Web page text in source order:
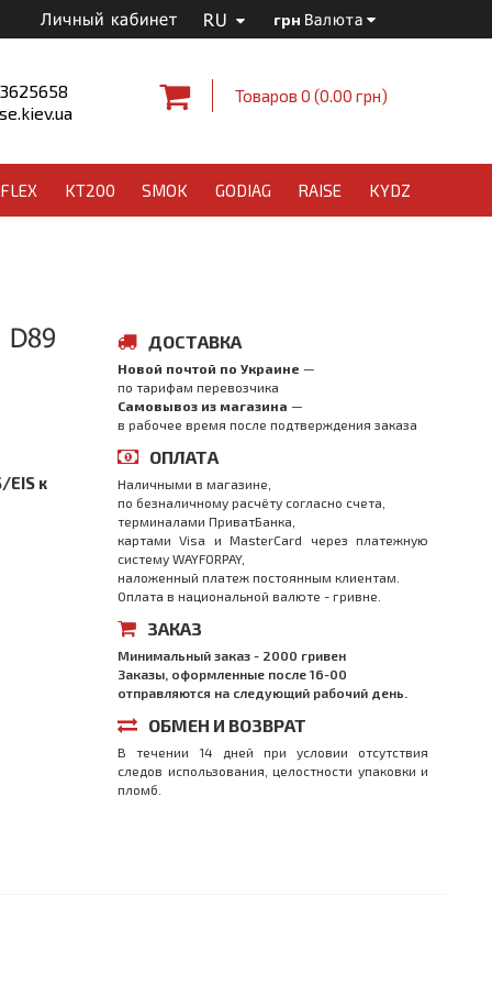
Личный кабинет RU грн Валюта
Товаров 0 (0.00 грн)
FLEX KT200 SMOK GODIAG RAISE KYDZ
D89
EIS к
ДОСТАВКА
Новой почтой по Украине —
по тарифам перевозчика
Самовывоз из магазина —
в рабочее время после подтверждения заказа
ОПЛАТА
Наличными в магазине,
по безналичному расчёту согласно счета,
терминалами ПриватБанка,
картами Visa и MasterCard через платежную
систему WAYFORPAY,
наложенный платеж постоянным клиентам.
Оплата в национальной валюте - гривне.
ЗАКАЗ
Минимальный заказ - 2000 гривен
Заказы, оформленные после 16-00
отправляются на следующий рабочий день.
ОБМЕН И ВОЗВРАТ
В течении 14 дней при условии отсутствия
следов использования, целостности упаковки и
пломб.